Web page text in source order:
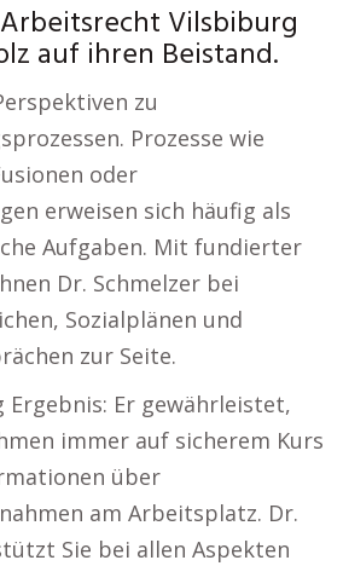
Vilsbiburg
auf ihren Beistand.
zu
Prozesse wie
oder
erweisen sich häufig als
Aufgaben. Mit fundierter
Dr. Schmelzer bei
Sozialplänen und
zur Seite.
Er gewährleistet,
immer auf sicherem Kurs
über
am Arbeitsplatz. Dr.
Sie bei allen Aspekten